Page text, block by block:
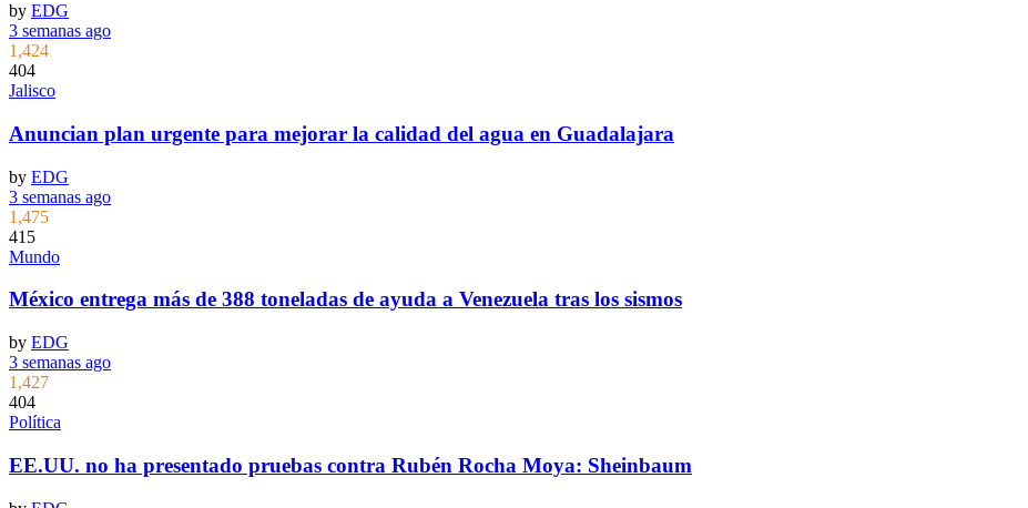
by EDG
3 semanas ago
1,424
404
Jalisco
Anuncian plan urgente para mejorar la calidad del agua en Guadalajara
by EDG
3 semanas ago
1,475
415
Mundo
México entrega más de 388 toneladas de ayuda a Venezuela tras los sismos
by EDG
3 semanas ago
1,427
404
Política
EE.UU. no ha presentado pruebas contra Rubén Rocha Moya: Sheinbaum